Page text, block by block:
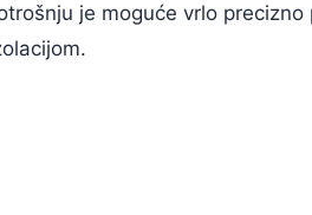
je moguće vrlo